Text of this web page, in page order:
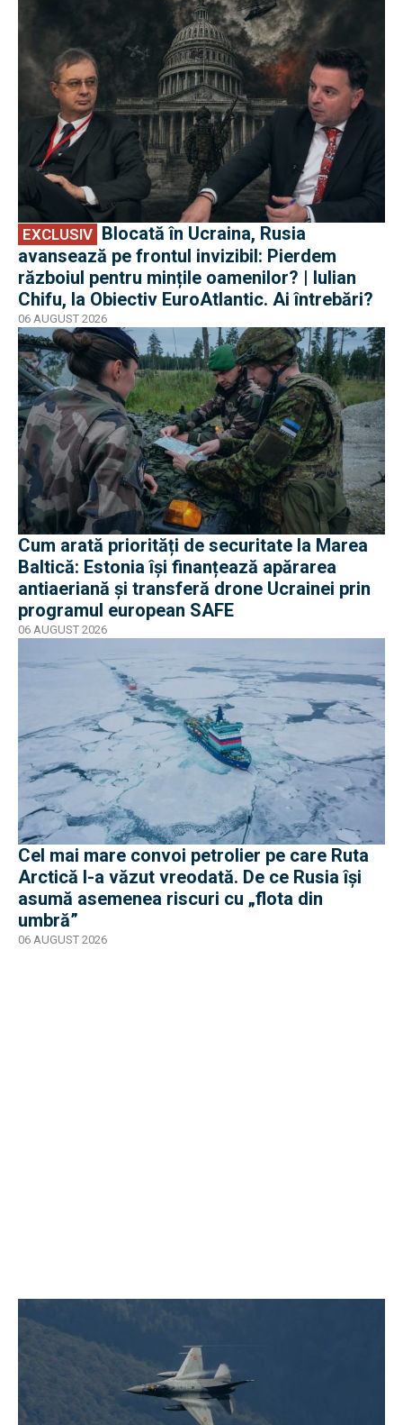
EXCLUSIV
avansează pe frontul invizibil: Pierdem
războiul pentru mințile oamenilor? | Iulian
Chifu, la Obiectiv EuroAtlantic. Ai întrebări?
06 AUGUST 2026
Cum arată priorități de securitate la Marea
Baltică: Estonia își finanțează apărarea
antiaeriană și transferă drone Ucrainei prin
programul european SAFE
06 AUGUST 2026
Cel mai mare convoi petrolier pe care Ruta
Arctică l-a văzut vreodată. De ce Rusia își
asumă asemenea riscuri cu „flota din
umbră”
06 AUGUST 2026